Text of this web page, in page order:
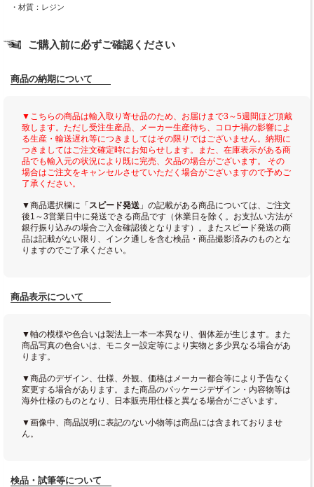
・材質：レジン
ご購入前に必ずご確認ください
商品の納期について
▼こちらの商品は輸入取り寄せ品のため、お届けまで3～5週間ほど頂戴
致します。ただし受注生産品、メーカー生産待ち、コロナ禍の影響によ
る生産・輸送遅れ等につきましてはその限りではございません。納期に
つきましてはご注文確定時にお知らせします。また、在庫表示がある商
品でも輸入元の状況により既に完売、欠品の場合がございます。 その
場合はご注文をキャンセルさせていただく場合がございますので予めご
了承ください。
▼商品選択欄に「 スピード発送 」の記載がある商品については、ご注文
後1～3営業日中に発送できる商品です（休業日を除く。お支払い方法が
銀行振り込みの場合ご入金確認後となります）。またスピード発送の商
品は記載がない限り、インク通しを含む検品・商品撮影済みのものとな
りますのでご了承ください。
商品表示について
▼軸の模様や色合いは製法上一本一本異なり、個体差が生じます。また
商品写真の色合いは、モニター設定等により実物と多少異なる場合があ
ります。
▼商品のデザイン、仕様、外観、価格はメーカー都合等により予告なく
変更する場合があります。また商品のパッケージデザイン・内容物等は
海外仕様のものとなり、日本販売用仕様と異なる場合がございます。
▼画像中、商品説明に表記のない小物等は商品には含まれておりませ
ん。
検品・試筆等について